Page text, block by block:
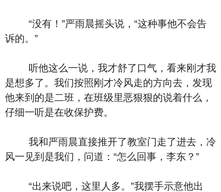
“没有！”严雨晨摇头说，“这种事他不会告
诉的。”
听他这么一说，我才舒了口气，看来刚才我
是想多了。我们按照刚才冷风走的方向去，发现
他来到的是二班，在班级里恶狠狠的说着什么，
仔细一听是在收保护费。
我和严雨晨直接推开了教室门走了进去，冷
风一见到是我们，问道：“怎么回事，李东？”
“出来说吧，这里人多。”我摆手示意他出